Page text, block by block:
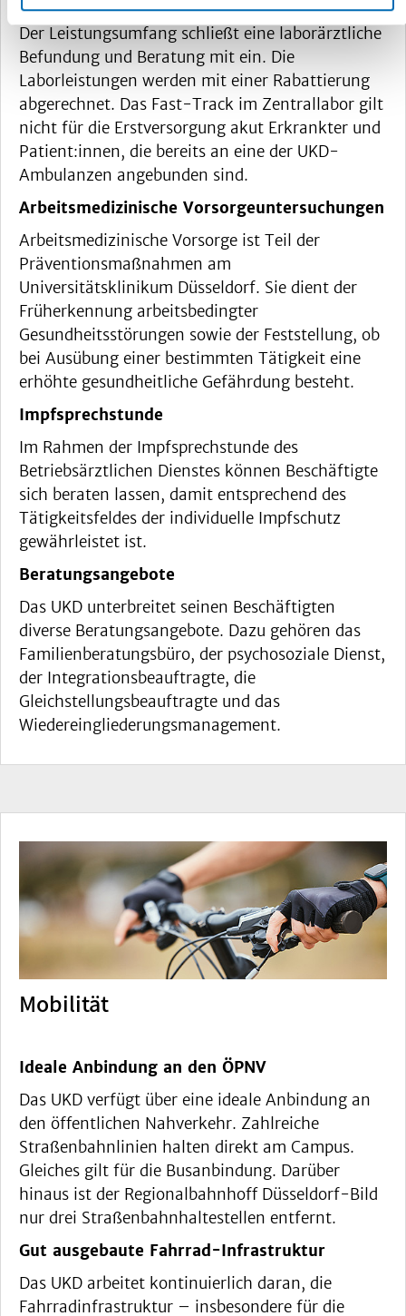
gewünschte Laborleistungen in Auftrag geben.
Der Leistungsumfang schließt eine laborärztliche
Befundung und Beratung mit ein. Die
Laborleistungen werden mit einer Rabattierung
abgerechnet. Das Fast-Track im Zentrallabor gilt
nicht für die Erstversorgung akut Erkrankter und
Patient:innen, die bereits an eine der UKD-
Ambulanzen angebunden sind.
Arbeitsmedizinische Vorsorgeuntersuchungen
Arbeitsmedizinische Vorsorge ist Teil der
Präventionsmaßnahmen am
Universitätsklinikum Düsseldorf. Sie dient der
Früherkennung arbeitsbedingter
Gesundheitsstörungen sowie der Feststellung, ob
bei Ausübung einer bestimmten Tätigkeit eine
erhöhte gesundheitliche Gefährdung besteht.
Impfsprechstunde
Im Rahmen der Impfsprechstunde des
Betriebsärztlichen Dienstes können Beschäftigte
sich beraten lassen, damit entsprechend des
Tätigkeitsfeldes der individuelle Impfschutz
gewährleistet ist.
Beratungsangebote
Das UKD unterbreitet seinen Beschäftigten
diverse Beratungsangebote. Dazu gehören das
Familienberatungsbüro, der psychosoziale Dienst,
der Integrationsbeauftragte, die
Gleichstellungsbeauftragte und das
Wiedereingliederungsmanagement.
Mobilität
Ideale Anbindung an den ÖPNV
Das UKD verfügt über eine ideale Anbindung an
den öffentlichen Nahverkehr. Zahlreiche
Straßenbahnlinien halten direkt am Campus.
Gleiches gilt für die Busanbindung. Darüber
hinaus ist der Regionalbahnhoff Düsseldorf-Bild
nur drei Straßenbahnhaltestellen entfernt.
Gut ausgebaute Fahrrad-Infrastruktur
Das UKD arbeitet kontinuierlich daran, die
Fahrradinfrastruktur – insbesondere für die